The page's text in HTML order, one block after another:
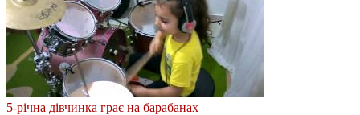
5-річна дівчинка грає на барабанах